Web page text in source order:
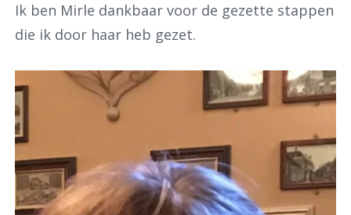
Ik ben Mirle dankbaar voor de gezette stappen
die ik door haar heb gezet.